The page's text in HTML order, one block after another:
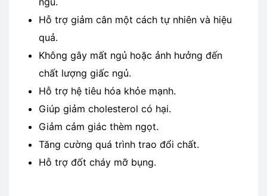
Hỗ trợ giảm cân một cách tự nhiên và hiệu
quả.
Không gây mất ngủ hoặc ảnh hưởng đến
chất lượng giấc ngủ.
Hỗ trợ hệ tiêu hóa khỏe mạnh.
Giúp giảm cholesterol có hại.
Giảm cảm giác thèm ngọt.
Tăng cường quá trình trao đổi chất.
Hỗ trợ đốt cháy mỡ bụng.